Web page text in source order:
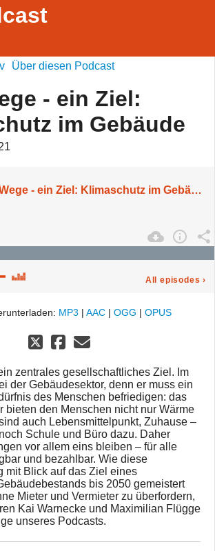
Über diesen Podcast
- ein Ziel:
im Gebäude
Viele Wege - ein Ziel: Klimaschutz im Gebäude
All episodes ›
MP3 | AAC | OGG | OPUS
zentrales gesellschaftliches Ziel. Im
der Gebäudesektor, denn er muss ein
des Menschen befriedigen: das
bieten den Menschen nicht nur Wärme
auch Lebensmittelpunkt, Zuhause –
Schule und Büro dazu. Daher
vor allem eins bleiben – für alle
und bezahlbar. Wie diese
mit Blick auf das Ziel eines
bis 2050 gemeistert
Mieter und Vermieter zu überfordern,
Kai Warnecke und Maximilian Flügge
unseres Podcasts.